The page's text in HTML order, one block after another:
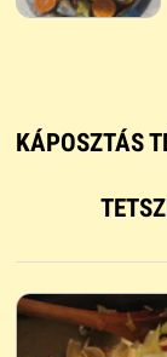
KÁPOSZTÁS